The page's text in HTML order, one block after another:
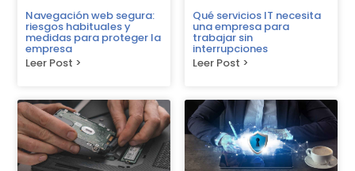
Navegación web segura:
riesgos habituales y
medidas para proteger la
empresa
Leer Post >
Qué servicios IT necesita
una empresa para
trabajar sin
interrupciones
Leer Post >